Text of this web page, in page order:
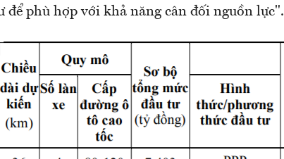
phù hợp với khả năng cân đối nguồn lực".